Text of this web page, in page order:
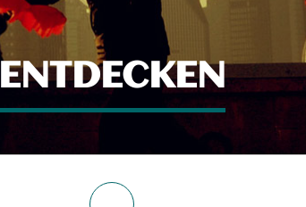
ENTDECKEN